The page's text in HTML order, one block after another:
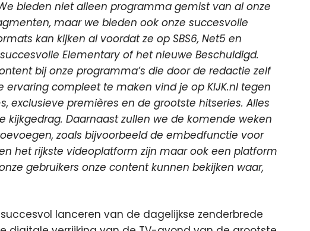
bieden niet alleen programma gemist van al onze
maar we bieden ook onze succesvolle
kan kijken al voordat ze op SBS6, Net5 en
Elementary of het nieuwe Beschuldigd.
bij onze programma’s die door de redactie zelf
compleet te maken vind je op KIJK.nl tegen
exclusieve premières en de grootste hitseries. Alles
kijkgedrag. Daarnaast zullen we de komende weken
zoals bijvoorbeeld de embedfunctie voor
het rijkste videoplatform zijn maar ook een platform
gebruikers onze content kunnen bekijken waar,
lanceren van de dagelijkse zenderbrede